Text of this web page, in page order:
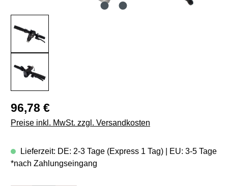
Regulärer Preis:
96,78 €
Preise inkl. MwSt. zzgl. Versandkosten
Lieferzeit: DE: 2-3 Tage (Express 1 Tag) | EU: 3-5 Tage
*nach Zahlungseingang